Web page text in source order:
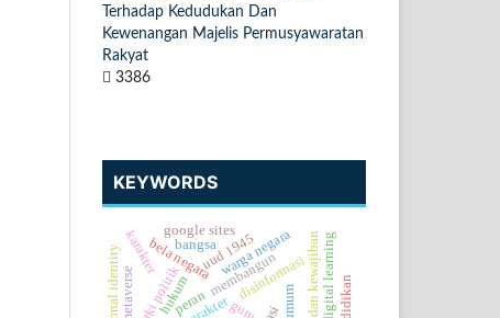
Terhadap Kedudukan Dan
Kewenangan Majelis Permusyawaratan
Rakyat
3386
KEYWORDS
membangun
peran guru
disinformasihak dan kewajiban
bela negarauud 1945 digital learning
google sites
karakter warga negara
metaverse
national identity bangsa
hukum